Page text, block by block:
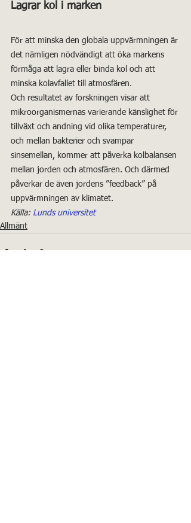
Lagrar kol i marken
För att minska den globala uppvärmningen är
det nämligen nödvändigt att öka markens
förmåga att lagra eller binda kol och att
minska kolavfallet till atmosfären.
Och resultatet av forskningen visar att
mikroorganismernas varierande känslighet för
tillväxt och andning vid olika temperaturer,
och mellan bakterier och svampar
sinsemellan, kommer att påverka kolbalansen
mellan jorden och atmosfären. Och därmed
påverkar de även jordens ”feedback” på
uppvärmningen av klimatet.
Källa: Lunds universitet
Allmänt